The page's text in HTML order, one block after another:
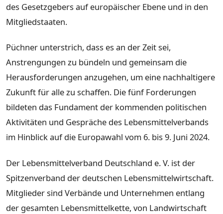
des Gesetzgebers auf europäischer Ebene und in den
Mitgliedstaaten.
Püchner unterstrich, dass es an der Zeit sei,
Anstrengungen zu bündeln und gemeinsam die
Herausforderungen anzugehen, um eine nachhaltigere
Zukunft für alle zu schaffen. Die fünf Forderungen
bildeten das Fundament der kommenden politischen
Aktivitäten und Gespräche des Lebensmittelverbands
im Hinblick auf die Europawahl vom 6. bis 9. Juni 2024.
Der Lebensmittelverband Deutschland e. V. ist der
Spitzenverband der deutschen Lebensmittelwirtschaft.
Mitglieder sind Verbände und Unternehmen entlang
der gesamten Lebensmittelkette, von Landwirtschaft